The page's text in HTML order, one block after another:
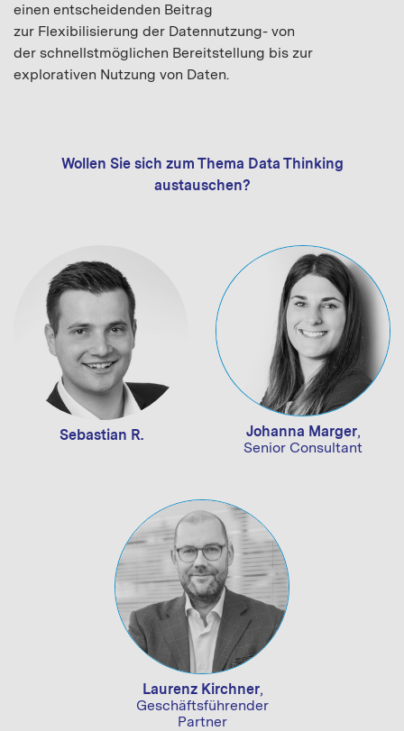
einen entscheidenden Beitrag
zur Flexibilisierung der Datennutzung- von
der schnellstmöglichen Bereitstellung bis zur
explorativen Nutzung von Daten.
Wollen Sie sich zum Thema Data Thinking
austauschen?
Sebastian R. Johanna Marger,
Senior Consultant
Laurenz Kirchner,
Geschäftsführender
Partner